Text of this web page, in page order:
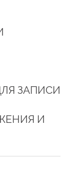
ЗАПИСИ
И